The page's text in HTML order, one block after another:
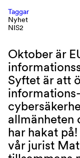
Taggar
Nyhet
NIS2
Oktober är
Syftet är att
allmänheten
har hakat
vår jurist